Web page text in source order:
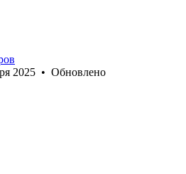
2025 • Обновлено